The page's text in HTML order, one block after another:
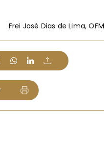
Frei José Dias de Lima, OFM